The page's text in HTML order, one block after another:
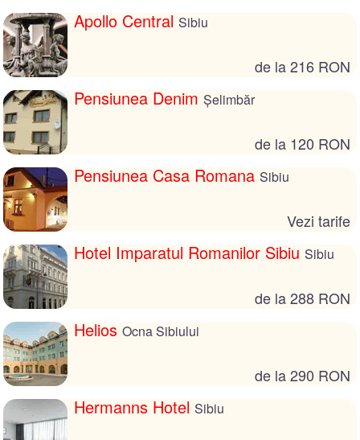
Apollo Central Sibiu
de la 216 RON
Pensiunea Denim Șelimbăr
de la 120 RON
Pensiunea Casa Romana Sibiu
Vezi tarife
Hotel Imparatul Romanilor Sibiu Sibiu
de la 288 RON
Helios Ocna Sibiului
de la 290 RON
Hermanns Hotel Sibiu